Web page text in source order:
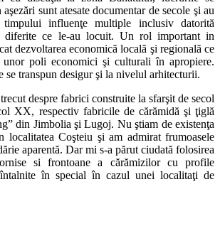
sunt atesate documentar de secole şi au
influenţe multiple inclusiv datorită
diferite ce le-au locuit. Un rol important in
dezvoltarea economică locală şi regională ce
unor poli economici şi culturali în apropiere.
se transpun desigur şi la nivelul arhitecturii.
despre fabrici construite la sfarşit de secol
XX, respectiv fabricile de cărămidă şi ţiglă
din Jimbolia şi Lugoj. Nu ştiam de existenţa
localitatea Coşteiu şi am admirat frumoasele
aparentă. Dar mi s-a părut ciudată folosirea
si frontoane a cărămizilor cu profile
în special în cazul unei localitaţi de